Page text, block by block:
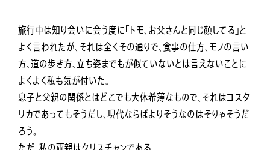
旅行中は知り会いに会う度に「トモ、お父さんと同じ顔してる」と
よく言われたが、それは全くその通りで、食事の仕方、モノの言い
方、道の歩き方、立ち姿までもが似ていないとは言えないことに
よくよく私も気が付いた。
息子と父親の関係とはどこでも大体希薄なもので、それはコスタ
リカであってもそうだし、現代ならばよりそうなのはそりゃそうだ
ろう。
ただ、私の両親はクリスチャンである。